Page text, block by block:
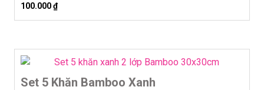
100.000₫
Set 5 Khăn Bamboo Xanh